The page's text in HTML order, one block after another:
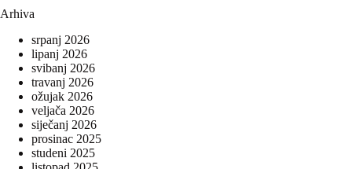
Arhiva
srpanj 2026
lipanj 2026
svibanj 2026
travanj 2026
ožujak 2026
veljača 2026
siječanj 2026
prosinac 2025
studeni 2025